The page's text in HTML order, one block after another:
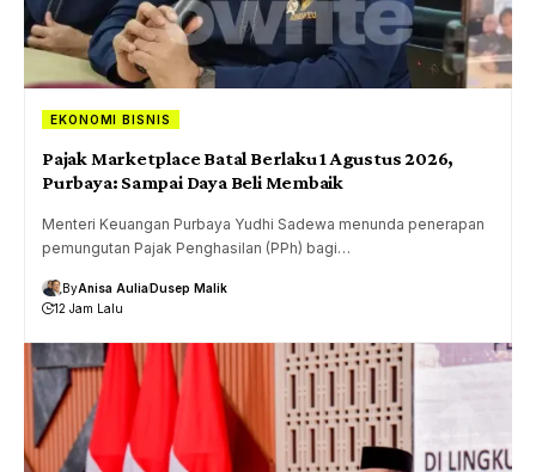
EKONOMI BISNIS
Pajak Marketplace Batal Berlaku 1 Agustus 2026,
Purbaya: Sampai Daya Beli Membaik
Menteri Keuangan Purbaya Yudhi Sadewa menunda penerapan
pemungutan Pajak Penghasilan (PPh) bagi…
ByAnisa AuliaDusep Malik
12 Jam Lalu